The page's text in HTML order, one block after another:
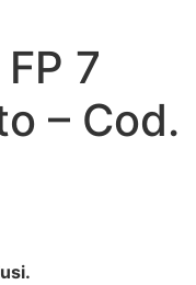
7
– Cod.